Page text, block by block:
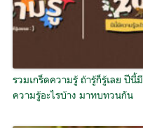
รวมเกร็ดความรู้ ถ้ารู้ก็รู้เลย ปีนี้มี
ความรู้อะไรบ้าง มาทบทวนกัน